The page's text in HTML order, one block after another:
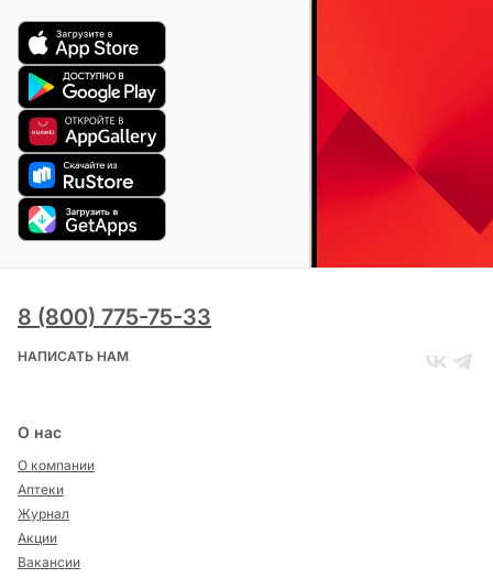
8 (800) 775-75-33
НАПИСАТЬ НАМ
О нас
О компании
Аптеки
Журнал
Акции
Вакансии